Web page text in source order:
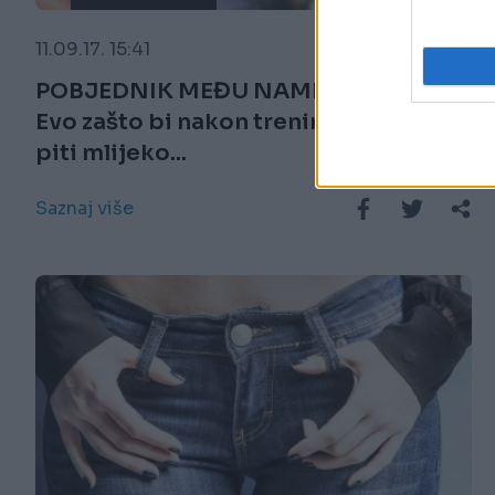
11.09.17. 15:41
POBJEDNIK MEĐU NAMIRNICAMA:
Evo zašto bi nakon treninga trebali
piti mlijeko...
Saznaj više